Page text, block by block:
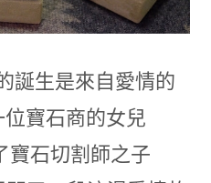
誕生是來自愛情的
寶石商的女兒
寶石切割師之子